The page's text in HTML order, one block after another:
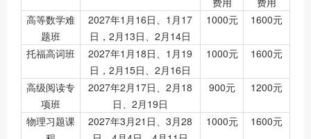
高等数学难
题班
2027年1月16日、1月17
日，2月13日、2月14日
1000元 1600元
托福高词班
2027年1月18日、1月19
日，2月15日、2月16日
1000元 1600元
高级阅读专
项班
2027年2月17日、2月18
日、2月19日
900元 1200元
物理习题课
2027年3月21日、3月28
1000元 1600元